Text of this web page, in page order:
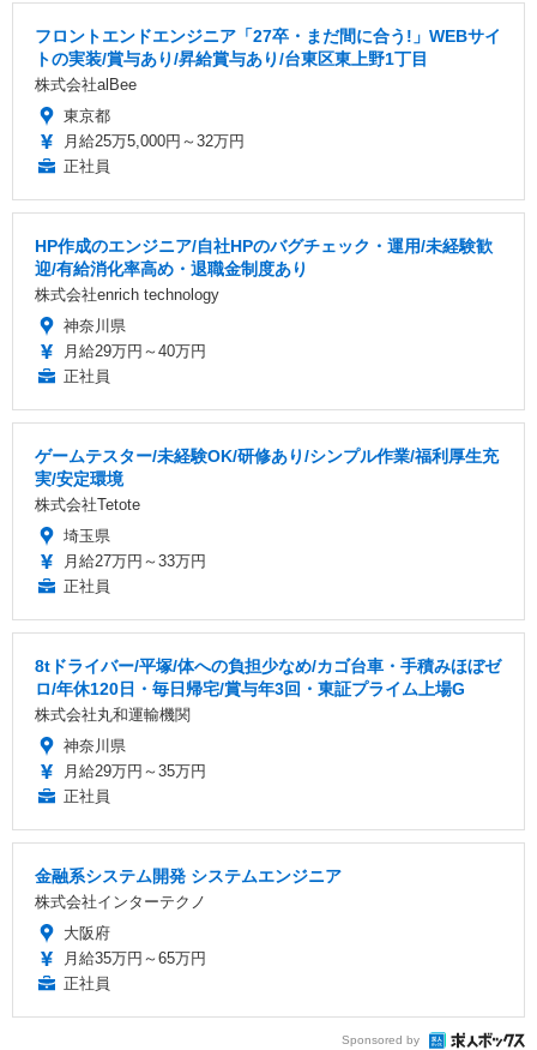
フロントエンドエンジニア「27卒・まだ間に合う!」WEBサイ
トの実装/賞与あり/昇給賞与あり/台東区東上野1丁目
株式会社alBee
東京都
月給25万5,000円～32万円
正社員
HP作成のエンジニア/自社HPのバグチェック・運用/未経験歓
迎/有給消化率高め・退職金制度あり
株式会社enrich technology
神奈川県
月給29万円～40万円
正社員
ゲームテスター/未経験OK/研修あり/シンプル作業/福利厚生充
実/安定環境
株式会社Tetote
埼玉県
月給27万円～33万円
正社員
8tドライバー/平塚/体への負担少なめ/カゴ台車・手積みほぼゼ
ロ/年休120日・毎日帰宅/賞与年3回・東証プライム上場G
株式会社丸和運輸機関
神奈川県
月給29万円～35万円
正社員
金融系システム開発 システムエンジニア
株式会社インターテクノ
大阪府
月給35万円～65万円
正社員
Sponsored by